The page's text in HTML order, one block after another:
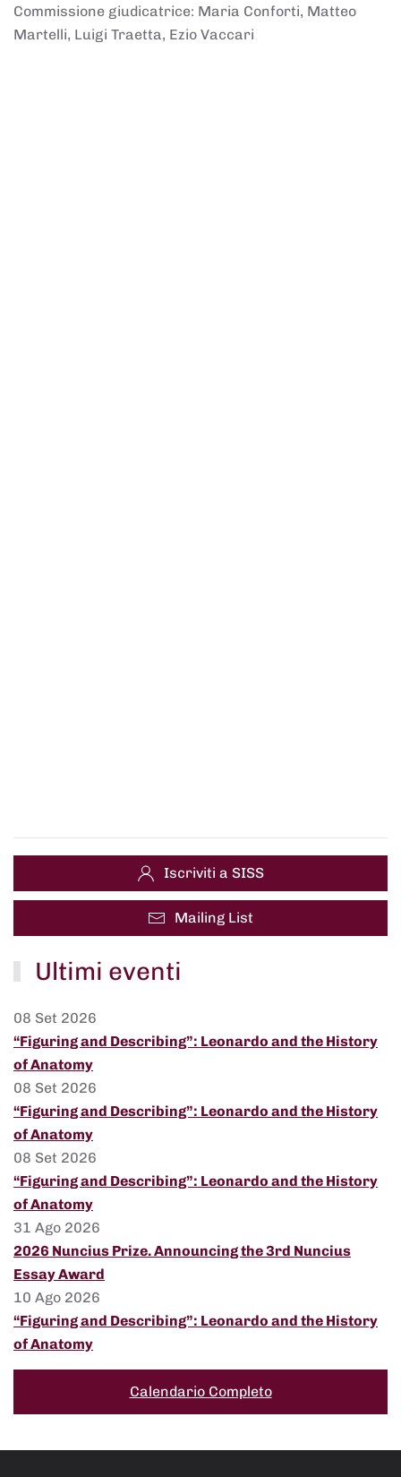
Commissione giudicatrice: Maria Conforti, Matteo
Martelli, Luigi Traetta, Ezio Vaccari
Iscriviti a SISS
Mailing List
Ultimi eventi
08 Set 2026
“Figuring and Describing”: Leonardo and the History
of Anatomy
08 Set 2026
“Figuring and Describing”: Leonardo and the History
of Anatomy
08 Set 2026
“Figuring and Describing”: Leonardo and the History
of Anatomy
31 Ago 2026
2026 Nuncius Prize. Announcing the 3rd Nuncius
Essay Award
10 Ago 2026
“Figuring and Describing”: Leonardo and the History
of Anatomy
Calendario Completo